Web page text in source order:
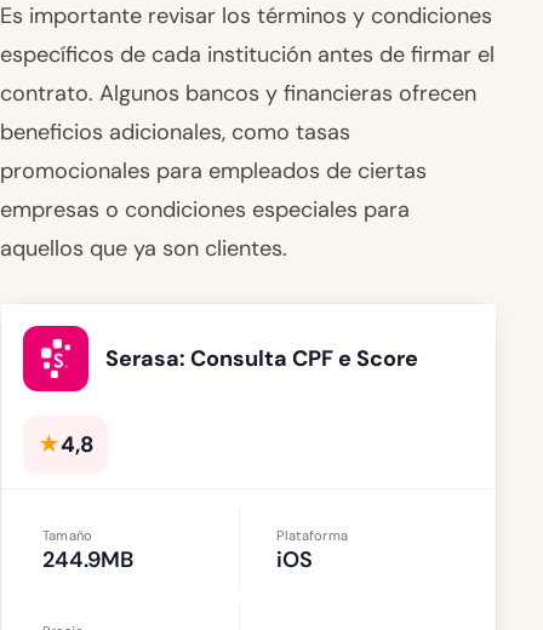
Es importante revisar los términos y condiciones
específicos de cada institución antes de firmar el
contrato. Algunos bancos y financieras ofrecen
beneficios adicionales, como tasas
promocionales para empleados de ciertas
empresas o condiciones especiales para
aquellos que ya son clientes.
Serasa: Consulta CPF e Score
★4,8
Tamaño
244.9MB
Plataforma
iOS